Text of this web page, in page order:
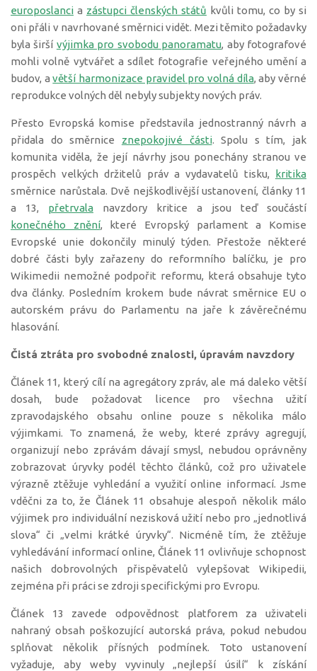
europoslanci a zástupci členských států kvůli tomu, co by si
oni přáli v navrhované směrnici vidět. Mezi těmito požadavky
byla širší výjimka pro svobodu panoramatu, aby fotografové
mohli volně vytvářet a sdílet fotografie veřejného umění a
budov, avětší harmonizace pravidel pro volná díla, aby věrné
reprodukce volných děl nebyly subjekty nových práv.
Přesto Evropská komise představila jednostranný návrh a
přidala do směrnice znepokojivé části. Spolu s tím, jak
komunita viděla, že její návrhy jsou ponechány stranou ve
prospěch velkých držitelů práv a vydavatelů tisku, kritika
směrnice narůstala. Dvě nejškodlivější ustanovení, články 11
a 13, přetrvala navzdory kritice a jsou teď součástí
konečného znění, které Evropský parlament a Komise
Evropské unie dokončily minulý týden. Přestože některé
dobré části byly zařazeny do reformního balíčku, je pro
Wikimedii nemožné podpořit reformu, která obsahuje tyto
dva články. Posledním krokem bude návrat směrnice EU o
autorském právu do Parlamentu na jaře k závěrečnému
hlasování.
Čistá ztráta pro svobodné znalosti, úpravám navzdory
Článek 11, který cílí na agregátory zpráv, ale má daleko větší
dosah, bude požadovat licence pro všechna užití
zpravodajského obsahu online pouze s několika málo
výjimkami. To znamená, že weby, které zprávy agregují,
organizují nebo zprávám dávají smysl, nebudou oprávněny
zobrazovat úryvky podél těchto článků, což pro uživatele
výrazně ztěžuje vyhledání a využití online informací. Jsme
vděčni za to, že Článek 11 obsahuje alespoň několik málo
výjimek pro individuální nezisková užití nebo pro „jednotlivá
slova“ či „velmi krátké úryvky“. Nicméně tím, že ztěžuje
vyhledávání informací online, Článek 11 ovlivňuje schopnost
našich dobrovolných přispěvatelů vylepšovat Wikipedii,
zejména při práci se zdroji specifickými pro Evropu.
Článek 13 zavede odpovědnost platforem za uživateli
nahraný obsah poškozující autorská práva, pokud nebudou
splňovat několik přísných podmínek. Toto ustanovení
vyžaduje, aby weby vyvinuly „nejlepší úsilí“ k získání